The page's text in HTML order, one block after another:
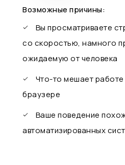
Возможные причины:
Вы просматриваете
со скоростью, намного
ожидаемую от человека
Что-то мешает
браузере
Ваше поведение
автоматизированных